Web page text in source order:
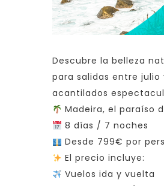
Descubre la belleza
para salidas entre
acantilados
Madeira, el paraíso
8 días / 7 noches
Desde 799€ por
El precio incluye:
Vuelos ida y vuelta